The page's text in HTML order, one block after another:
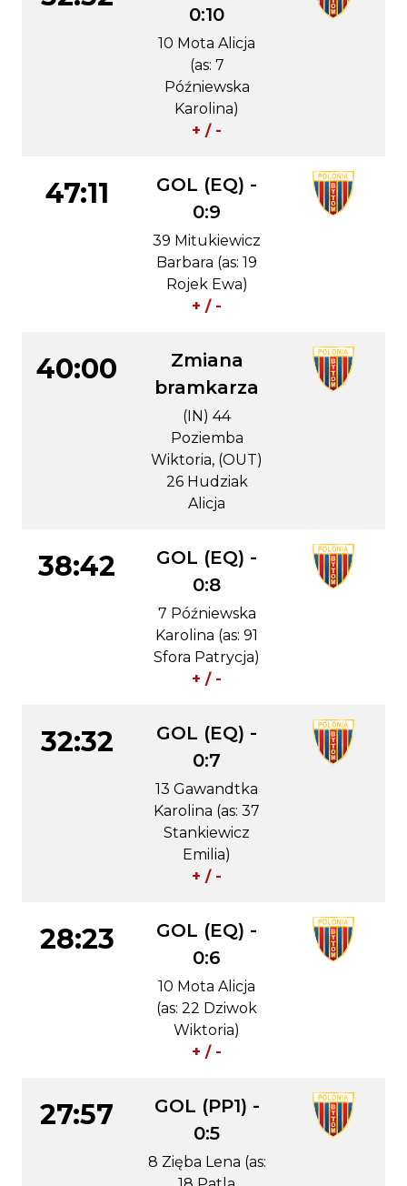
0:10
10 Mota Alicja
(as: 7
Późniewska
Karolina)
+ / -
47:11
GOL (EQ) -
0:9
39 Mitukiewicz
Barbara (as: 19
Rojek Ewa)
+ / -
40:00
Zmiana
bramkarza
(IN) 44
Poziemba
Wiktoria, (OUT)
26 Hudziak
Alicja
38:42
GOL (EQ) -
0:8
7 Późniewska
Karolina (as: 91
Sfora Patrycja)
+ / -
32:32
GOL (EQ) -
0:7
13 Gawandtka
Karolina (as: 37
Stankiewicz
Emilia)
+ / -
28:23
GOL (EQ) -
0:6
10 Mota Alicja
(as: 22 Dziwok
Wiktoria)
+ / -
27:57
GOL (PP1) -
0:5
8 Zięba Lena (as: